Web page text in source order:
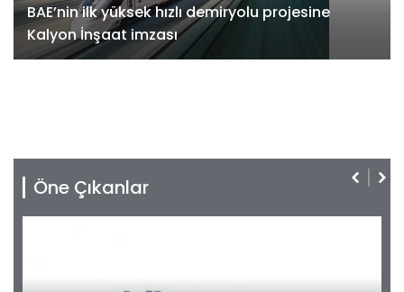
BAE’nin ilk yüksek hızlı demiryolu projesine
Kalyon İnşaat imzası
Öne Çıkanlar